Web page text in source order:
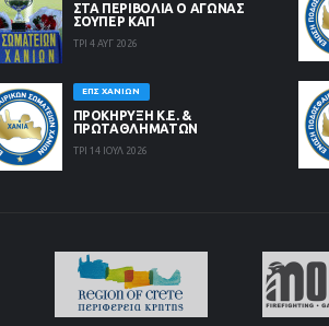
ΣΤΑ ΠΕΡΙΒΟΛΙΑ Ο ΑΓΩΝΑΣ
ΣΟΥΠΕΡ ΚΑΠ
ΤΡΙ 4 ΑΥΓ 2026
ΕΠΣ ΧΑΝΊΩΝ
ΠΡΟΚΗΡΥΞΗ Κ.Ε. &
ΠΡΩΤΑΘΛΗΜΑΤΩΝ
ΤΡΙ 14 ΙΟΥΛ 2026